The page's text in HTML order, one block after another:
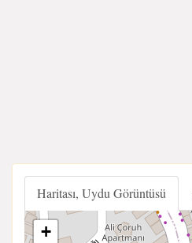
Haritası, Uydu Görüntüsü
+